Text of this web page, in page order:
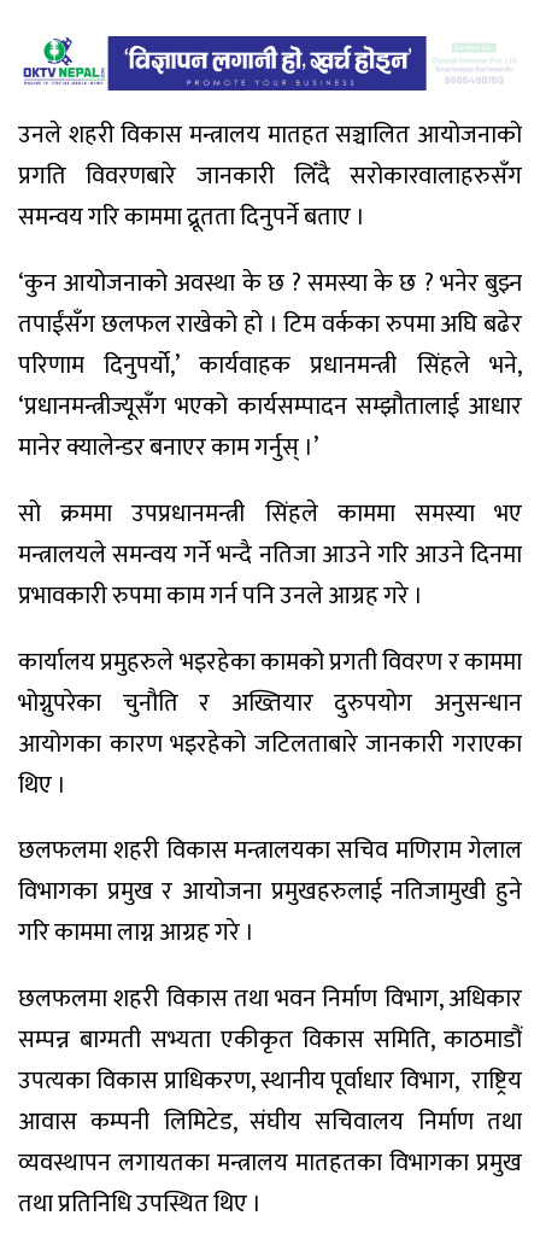
उनले शहरी विकास मन्त्रालय मातहत सञ्चालित आयोजनाको
प्रगति विवरणबारे जानकारी लिँदै सरोकारवालाहरुसँग
समन्वय गरि काममा द्रूतता दिनुपर्ने बताए ।
‘कुन आयोजनाको अवस्था के छ ? समस्या के छ ? भनेर बुझ्न
तपाईंसँग छलफल राखेको हो । टिम वर्कका रुपमा अघि बढेर
परिणाम दिनुपर्यो,’ कार्यवाहक प्रधानमन्त्री सिंहले भने,
‘प्रधानमन्त्रीज्यूसँग भएको कार्यसम्पादन सम्झौतालाई आधार
मानेर क्यालेन्डर बनाएर काम गर्नुस् ।’
सो क्रममा उपप्रधानमन्त्री सिंहले काममा समस्या भए
मन्त्रालयले समन्वय गर्ने भन्दै नतिजा आउने गरि आउने दिनमा
प्रभावकारी रुपमा काम गर्न पनि उनले आग्रह गरे ।
कार्यालय प्रमुहरुले भइरहेका कामको प्रगती विवरण र काममा
भोग्नुपरेका चुनौति र अख्तियार दुरुपयोग अनुसन्धान
आयोगका कारण भइरहेको जटिलताबारे जानकारी गराएका
थिए ।
छलफलमा शहरी विकास मन्त्रालयका सचिव मणिराम गेलाल
विभागका प्रमुख र आयोजना प्रमुखहरुलाई नतिजामुखी हुने
गरि काममा लाग्न आग्रह गरे ।
छलफलमा शहरी विकास तथा भवन निर्माण विभाग, अधिकार
सम्पन्न बाग्मती सभ्यता एकीकृत विकास समिति, काठमाडौं
उपत्यका विकास प्राधिकरण, स्थानीय पूर्वाधार विभाग, राष्ट्रिय
आवास कम्पनी लिमिटेड, संघीय सचिवालय निर्माण तथा
व्यवस्थापन लगायतका मन्त्रालय मातहतका विभागका प्रमुख
तथा प्रतिनिधि उपस्थित थिए ।